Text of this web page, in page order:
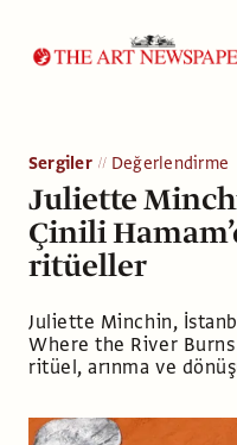
Sergiler Değerlendirme
Juliette
Çinili
ritüeller
Juliette Minchin,
Where the River
ritüel, arınma ve